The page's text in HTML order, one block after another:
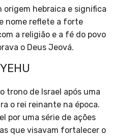
origem hebraica e significa
nome reflete a forte
a religião e a fé do povo
o Deus Jeová.
trono de Israel após uma
o rei reinante na época.
por uma série de ações
que visavam fortalecer o